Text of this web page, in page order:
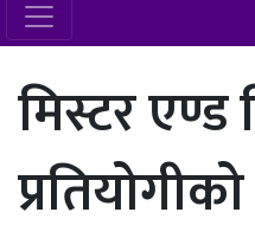
मिस्टर